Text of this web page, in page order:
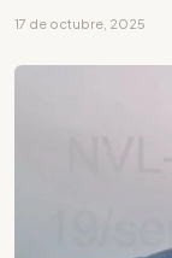
17 de octubre, 2025